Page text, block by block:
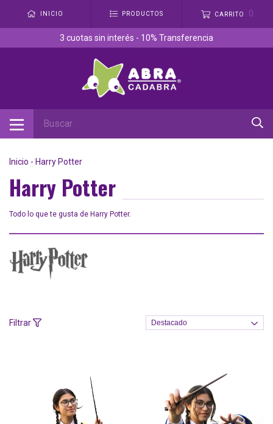
INICIO PRODUCTOS CARRITO 0
3 cuotas sin interés - 10% Transferencia
Inicio - Harry Potter
Harry Potter
Todo lo que te gusta de Harry Potter.
Filtrar